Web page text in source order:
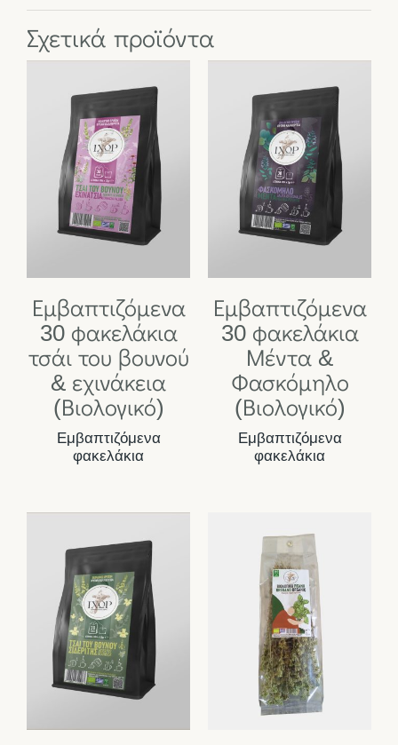
Σχετικά προϊόντα
Εμβαπτιζόμενα
30 φακελάκια
τσάι του βουνού
& εχινάκεια
(Βιολογικό)
Εμβαπτιζόμενα
φακελάκια
Εμβαπτιζόμενα
30 φακελάκια
Μέντα &
Φασκόμηλο
(Βιολογικό)
Εμβαπτιζόμενα
φακελάκια